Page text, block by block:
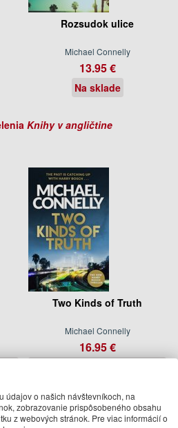
Rozsudok ulice
Michael Connelly
13.95 €
Na sklade
Knihy v angličtine
Two Kinds of Truth
Michael Connelly
16.95 €
údajov o našich návštevníkoch, na
zobrazovanie prispôsobeného obsahu
z webových stránok. Pre viac informácií o